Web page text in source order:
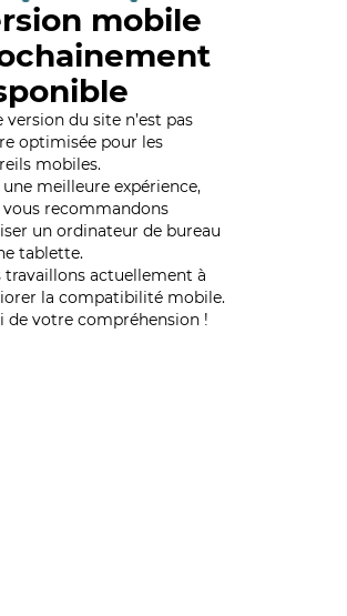
mobile
version du site n’est pas
optimisée pour les
mobiles.
meilleure expérience,
vous recommandons
un ordinateur de bureau
tablette.
travaillons actuellement à
la compatibilité mobile.
de votre compréhension !